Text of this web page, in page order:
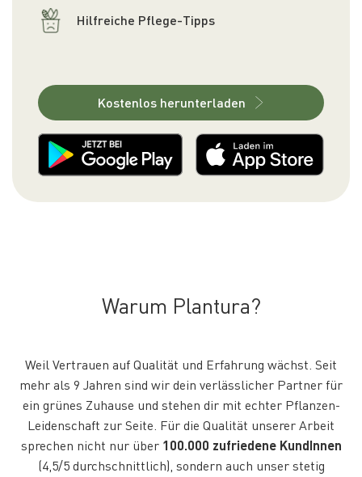
Hilfreiche Pflege-Tipps
Kostenlos herunterladen
Warum Plantura?
Weil Vertrauen auf Qualität und Erfahrung wächst. Seit
mehr als 9 Jahren sind wir dein verlässlicher Partner für
ein grünes Zuhause und stehen dir mit echter Pflanzen-
Leidenschaft zur Seite. Für die Qualität unserer Arbeit
sprechen nicht nur über 100.000 zufriedene KundInnen
(4,5/5 durchschnittlich), sondern auch unser stetig